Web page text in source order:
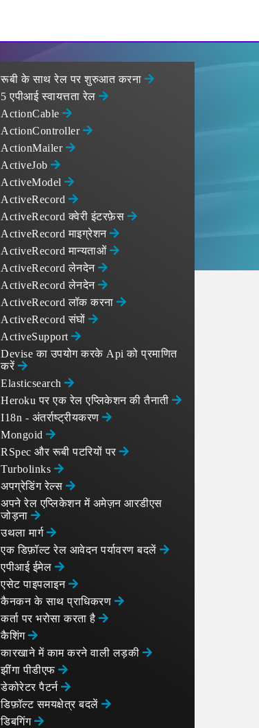
रूबी के साथ रेल पर शुरुआत करना
5 एपीआई स्वायत्तता रेल
ActionCable
ActionController
ActionMailer
ActiveJob
ActiveModel
ActiveRecord
ActiveRecord क्वेरी इंटरफ़ेस
ActiveRecord माइग्रेशन
ActiveRecord मान्यताओं
ActiveRecord लेनदेन
ActiveRecord लेनदेन
ActiveRecord लॉक करना
ActiveRecord संघों
ActiveSupport
Devise का उपयोग करके Api को प्रमाणित
करें
Elasticsearch
Heroku पर एक रेल एप्लिकेशन की तैनाती
I18n - अंतर्राष्ट्रीयकरण
Mongoid
RSpec और रूबी पटरियों पर
Turbolinks
अपग्रेडिंग रेल्स
अपने रेल एप्लिकेशन में अमेज़न आरडीएस
जोड़ना
उथला मार्ग
एक डिफ़ॉल्ट रेल आवेदन पर्यावरण बदलें
एपीआई ईमेल
एसेट पाइपलाइन
कैनकन के साथ प्राधिकरण
कर्ता पर भरोसा करता है
कैशिंग
कारखाने में काम करने वाली लड़की
झींगा पीडीएफ
डेकोरेटर पैटर्न
डिफ़ॉल्ट समयक्षेत्र बदलें
डिबगिंग